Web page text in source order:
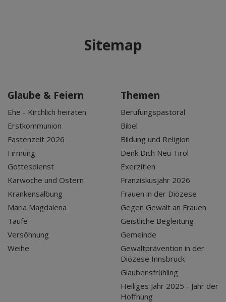
Sitemap
Glaube & Feiern
Ehe - Kirchlich heiraten
Erstkommunion
Fastenzeit 2026
Firmung
Gottesdienst
Karwoche und Ostern
Krankensalbung
Maria Magdalena
Taufe
Versöhnung
Weihe
Themen
Berufungspastoral
Bibel
Bildung und Religion
Denk Dich Neu Tirol
Exerzitien
Franziskusjahr 2026
Frauen in der Diözese
Gegen Gewalt an Frauen
Geistliche Begleitung
Gemeinde
Gewaltprävention in der
Diözese Innsbruck
Glaubensfrühling
Heiliges Jahr 2025 - Jahr der
Hoffnung